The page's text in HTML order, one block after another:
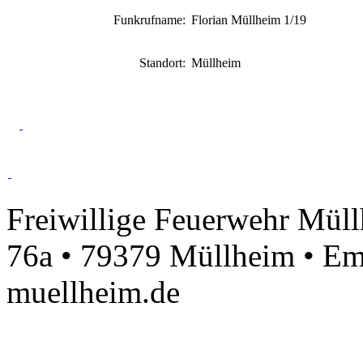
Funkrufname: Florian Müllheim 1/19
Standort: Müllheim
Freiwillige Feuerwehr
76a • 79379 Müllheim •
muellheim.de